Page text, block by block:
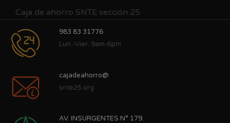
Caja de ahorro SNTE sección 25
983 83 31776
Lun.-Vier. 9am-6pm
cajadeahorro@
snte25.org
AV. INSURGENTES N° 179.